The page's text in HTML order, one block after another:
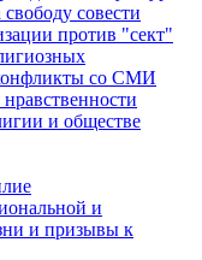
совести
против "сект"
со СМИ
и обществе
и
и призывы к